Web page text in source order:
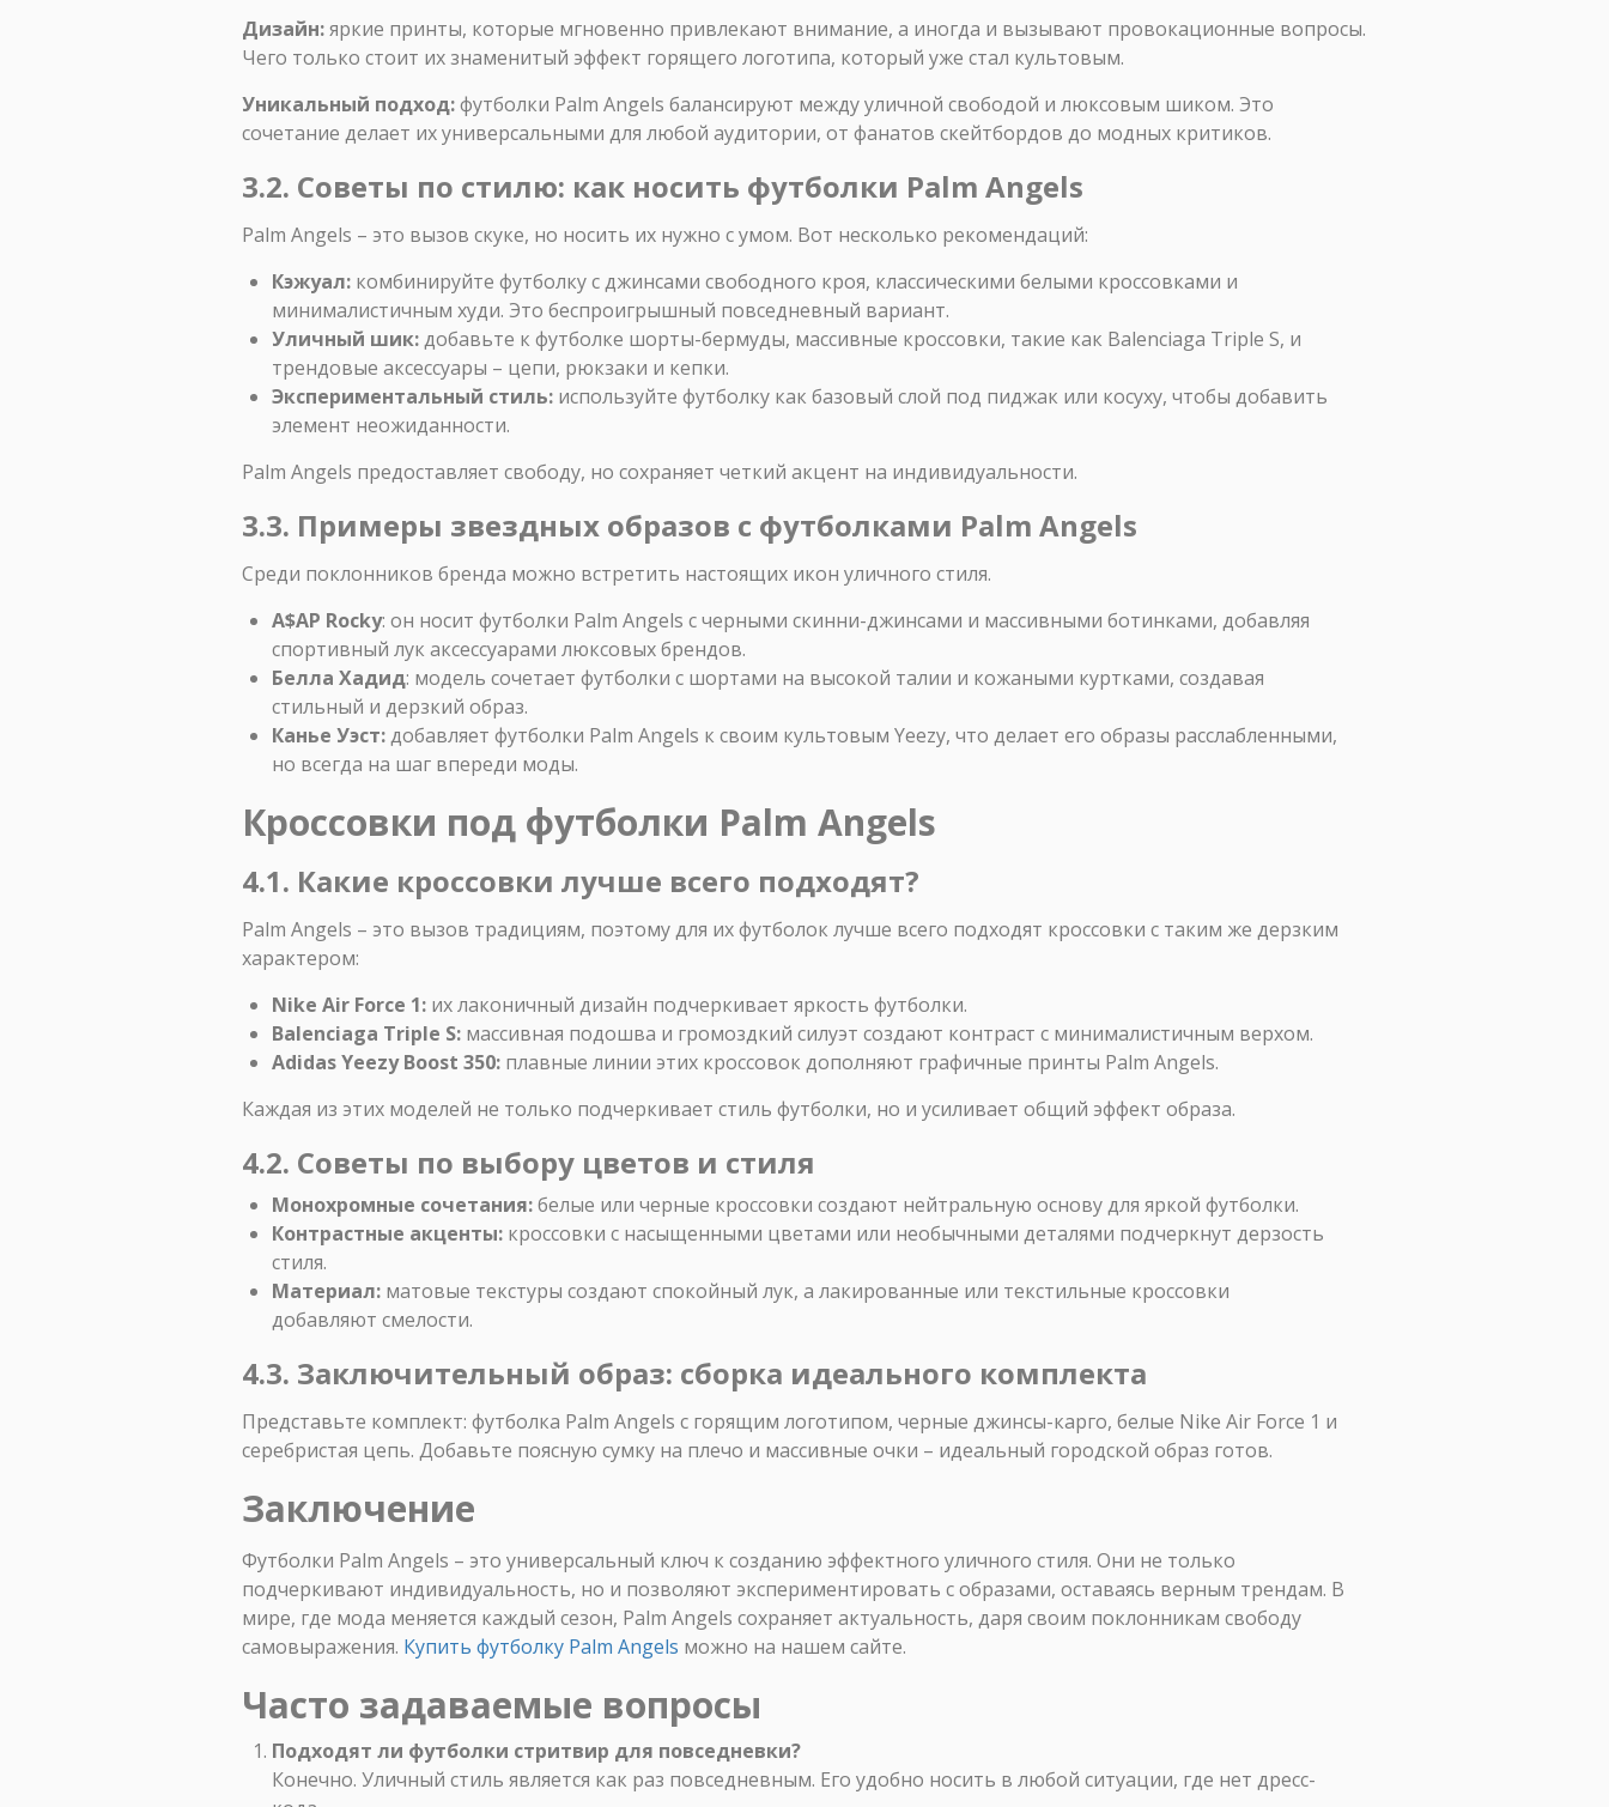
Дизайн:яркие принты, которые мгновенно привлекают внимание, а иногда и вызывают провокационные вопросы.
Чего только стоит их знаменитый эффект горящего логотипа, который уже стал культовым.
Уникальный подход:футболки Palm Angels балансируют между уличной свободой и люксовым шиком. Это
сочетание делает их универсальными для любой аудитории, от фанатов скейтбордов до модных критиков.
3.2. Советы по стилю: как носить футболки Palm Angels
Palm Angels – это вызов скуке, но носить их нужно с умом. Вот несколько рекомендаций:
Кэжуал: комбинируйте футболку с джинсами свободного кроя, классическими белыми кроссовками и
минималистичным худи. Это беспроигрышный повседневный вариант.
Уличный шик:добавьте к футболке шорты-бермуды, массивные кроссовки, такие как Balenciaga Triple S, и
трендовые аксессуары – цепи, рюкзаки и кепки.
Экспериментальный стиль: используйте футболку как базовый слой под пиджак или косуху, чтобы добавить
элемент неожиданности.
Palm Angels предоставляет свободу, но сохраняет четкий акцент на индивидуальности.
3.3. Примеры звездных образов с футболками Palm Angels
Среди поклонников бренда можно встретить настоящих икон уличного стиля.
A$AP Rocky: он носит футболки Palm Angels с черными скинни-джинсами и массивными ботинками, добавляя
спортивный лук аксессуарами люксовых брендов.
Белла Хадид: модель сочетает футболки с шортами на высокой талии и кожаными куртками, создавая
стильный и дерзкий образ.
Канье Уэст:добавляет футболки Palm Angels к своим культовым Yeezy, что делает его образы расслабленными,
но всегда на шаг впереди моды.
Кроссовки под футболки Palm Angels
4.1. Какие кроссовки лучше всего подходят?
Palm Angels – это вызов традициям, поэтому для их футболок лучше всего подходят кроссовки с таким же дерзким
характером:
Nike Air Force 1: их лаконичный дизайн подчеркивает яркость футболки.
Balenciaga Triple S: массивная подошва и громоздкий силуэт создают контраст с минималистичным верхом.
Adidas Yeezy Boost 350: плавные линии этих кроссовок дополняют графичные принты Palm Angels.
Каждая из этих моделей не только подчеркивает стиль футболки, но и усиливает общий эффект образа.
4.2. Советы по выбору цветов и стиля
Монохромные сочетания:белые или черные кроссовки создают нейтральную основу для яркой футболки.
Контрастные акценты: кроссовки с насыщенными цветами или необычными деталями подчеркнут дерзость
стиля.
Материал: матовые текстуры создают спокойный лук, а лакированные или текстильные кроссовки
добавляют смелости.
4.3. Заключительный образ: сборка идеального комплекта
Представьте комплект: футболка Palm Angels с горящим логотипом, черные джинсы-карго, белые Nike Air Force 1 и
серебристая цепь. Добавьте поясную сумку на плечо и массивные очки – идеальный городской образ готов.
Заключение
Футболки Palm Angels – это универсальный ключ к созданию эффектного уличного стиля. Они не только
подчеркивают индивидуальность, но и позволяют экспериментировать с образами, оставаясь верным трендам. В
мире, где мода меняется каждый сезон, Palm Angels сохраняет актуальность, даря своим поклонникам свободу
самовыражения. Купить футболку Palm Angels можно на нашем сайте.
Часто задаваемые вопросы
Подходят ли футболки стритвир для повседневки?
Конечно. Уличный стиль является как раз повседневным. Его удобно носить в любой ситуации, где нет дресс-